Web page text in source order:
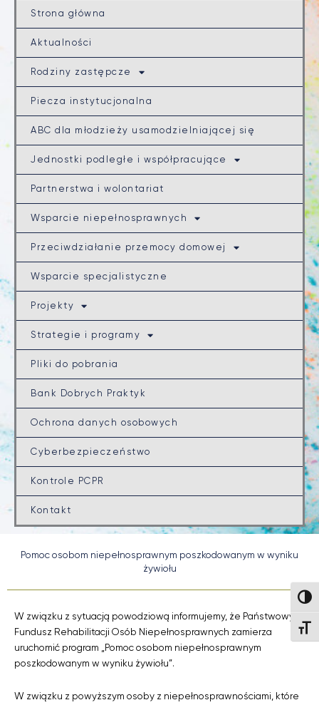
Strona główna
Aktualności
Rodziny zastępcze
Piecza instytucjonalna
ABC dla młodzieży usamodzielniającej się
Jednostki podległe i współpracujące
Partnerstwa i wolontariat
Wsparcie niepełnosprawnych
Przeciwdziałanie przemocy domowej
Wsparcie specjalistyczne
Projekty
Strategie i programy
Pliki do pobrania
Bank Dobrych Praktyk
Ochrona danych osobowych
Cyberbezpieczeństwo
Kontrole PCPR
Kontakt
Pomoc osobom niepełnosprawnym poszkodowanym w wyniku
żywiołu
W związku z sytuacją powodziową informujemy, że Państwowy
Fundusz Rehabilitacji Osób Niepełnosprawnych zamierza
uruchomić program „Pomoc osobom niepełnosprawnym
poszkodowanym w wyniku żywiołu”.
W związku z powyższym osoby z niepełnosprawnościami, które